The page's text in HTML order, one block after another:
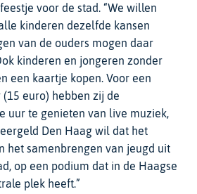
voor de stad. “We willen
kinderen dezelfde kansen
van de ouders mogen daar
kinderen en jongeren zonder
een kaartje kopen. Voor een
euro) hebben zij de
uur te genieten van live muziek,
Den Haag wil dat het
het samenbrengen van jeugd uit
op een podium dat in de Haagse
plek heeft.”